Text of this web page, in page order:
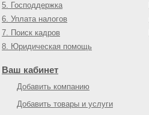
5. Господдержка
6. Уплата налогов
7. Поиск кадров
8. Юридическая помощь
Ваш кабинет
Добавить компанию
Добавить товары и услуги